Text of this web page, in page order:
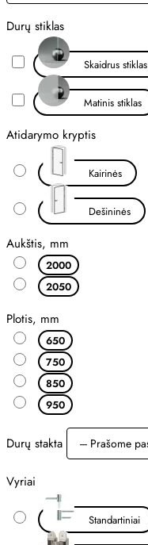
Durų stiklas
Skaidrus stiklas
Matinis stiklas
Atidarymo kryptis
Kairinės
Dešininės
Aukštis, mm
2000
2050
Plotis, mm
650
750
850
950
Durų stakta
Vyriai
Standartiniai